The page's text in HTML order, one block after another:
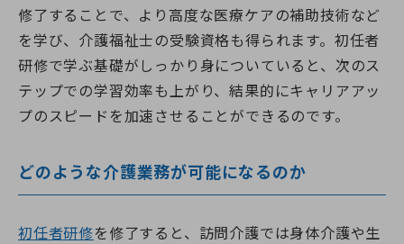
修了することで、より高度な医療ケアの補助技術など
を学び、介護福祉士の受験資格も得られます。初任者
研修で学ぶ基礎がしっかり身についていると、次のス
テップでの学習効率も上がり、結果的にキャリアアッ
プのスピードを加速させることができるのです。
どのような介護業務が可能になるのか
初任者研修を修了すると、訪問介護では身体介護や生